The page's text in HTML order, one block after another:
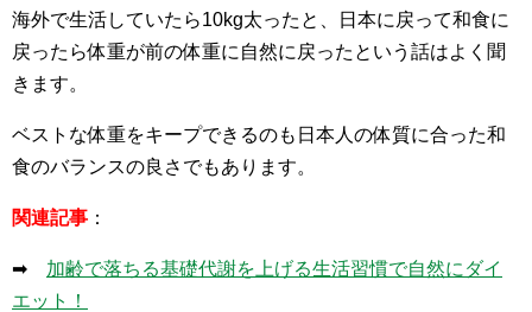
海外で生活していたら10kg太ったと、日本に戻って和食に
戻ったら体重が前の体重に自然に戻ったという話はよく聞
きます。
ベストな体重をキープできるのも日本人の体質に合った和
食のバランスの良さでもあります。
関連記事 ：
➡ 加齢で落ちる基礎代謝を上げる生活習慣で自然にダイ
エット！